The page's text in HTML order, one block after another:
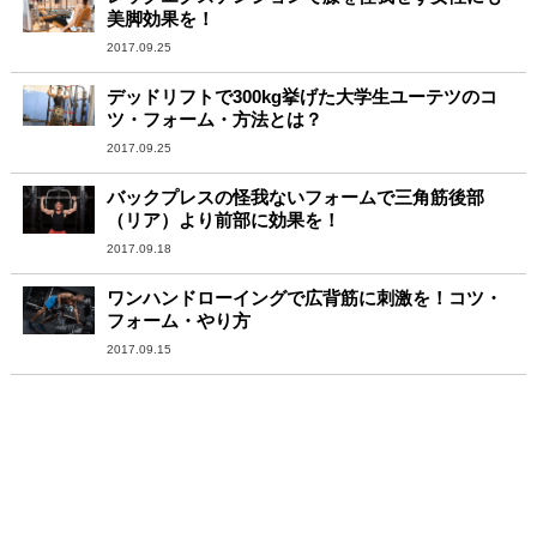
美脚効果を！
2017.09.25
デッドリフトで300kg挙げた大学生ユーテツのコ
ツ・フォーム・方法とは？
2017.09.25
バックプレスの怪我ないフォームで三角筋後部
（リア）より前部に効果を！
2017.09.18
ワンハンドローイングで広背筋に刺激を！コツ・
フォーム・やり方
2017.09.15